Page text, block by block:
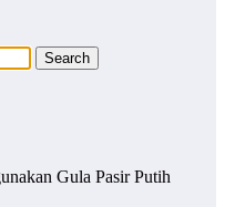
Gula Pasir Putih